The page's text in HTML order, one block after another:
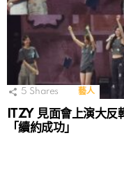
5 Shares 藝人
ITZY 見面會上演大反
「續約成功」